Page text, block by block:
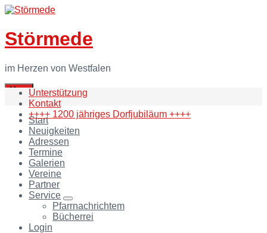
Skip
content
Skip
main
navigation
Skip
footer
Störmede
im Herzen von Westfalen
MenuUnterstützung
Kontakt
++++ 1200 jähriges Dorfjubiläum ++++
Start
Neuigkeiten
Adressen
Termine
Galerien
Vereine
Partner
Service
Pfarrnachrichtem
Bücherrei
Login